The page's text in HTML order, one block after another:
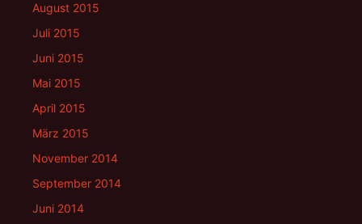
August 2015
Juli 2015
Juni 2015
Mai 2015
April 2015
März 2015
November 2014
September 2014
Juni 2014